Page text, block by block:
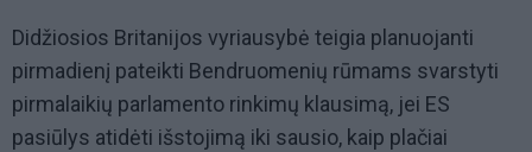
Didžiosios Britanijos vyriausybė teigia planuojanti
pirmadienį pateikti Bendruomenių rūmams svarstyti
pirmalaikių parlamento rinkimų klausimą, jei ES
pasiūlys atidėti išstojimą iki sausio, kaip plačiai